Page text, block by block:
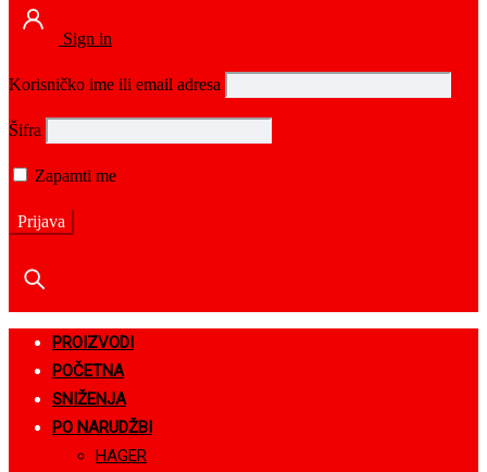
Sign in
Korisničko ime ili email adresa
Šifra
Zapamti me
PROIZVODI
POČETNA
SNIŽENJA
PO NARUDŽBI
HAGER